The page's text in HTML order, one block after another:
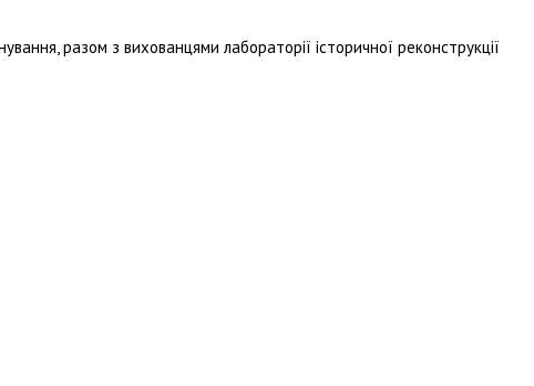
разом з вихованцями лабораторії історичної реконструкції